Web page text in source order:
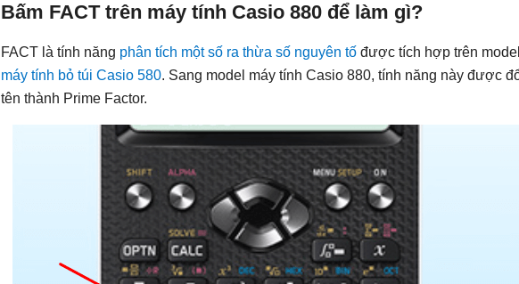
Bấm FACT trên máy tính Casio 880 để làm gì?
FACT là tính năng phân tích một số ra thừa số nguyên tố được tích hợp trên
máy tính bỏ túi Casio 580. Sang model máy tính Casio 880, tính năng này được
tên thành Prime Factor.